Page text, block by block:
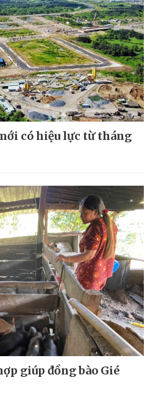
có hiệu lực từ tháng
giúp đồng bào Gié